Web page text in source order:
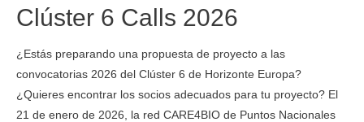
Clúster 6 Calls 2026
¿Estás preparando una propuesta de proyecto a las
convocatorias 2026 del Clúster 6 de Horizonte Europa?
¿Quieres encontrar los socios adecuados para tu proyecto? El
21 de enero de 2026, la red CARE4BIO de Puntos Nacionales